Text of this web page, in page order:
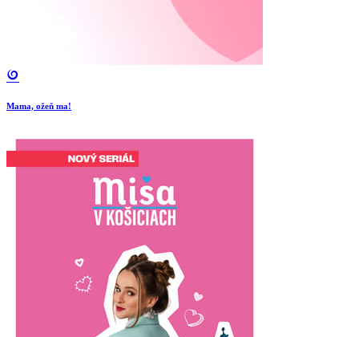
Mama, ožeň ma!